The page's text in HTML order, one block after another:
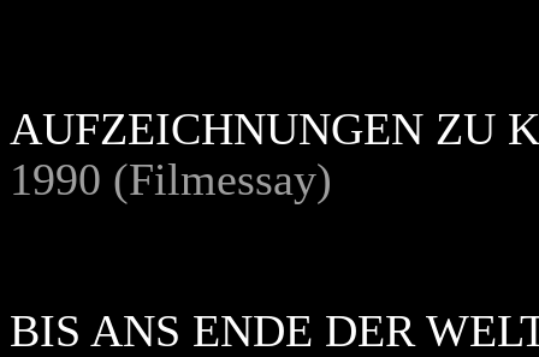
AUFZEICHNUNGEN ZU
1990 (Filmessay)
BIS ANS ENDE DER